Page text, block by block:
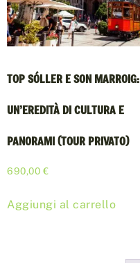
TOP SÓLLER E SON MARROIG:
UN’EREDITÀ DI CULTURA E
PANORAMI (TOUR PRIVATO)
690,00 €
Aggiungi al carrello